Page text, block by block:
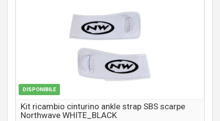
DISPONIBILE
Kit ricambio cinturino ankle strap SBS scarpe
Northwave WHITE_BLACK